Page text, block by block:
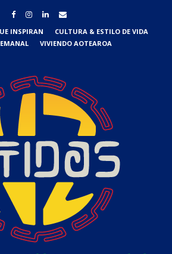
INSPIRAN
CULTURA & ESTILO DE VIDA
VIVIENDO AOTEAROA